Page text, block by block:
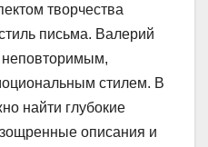
творчества
письма. Валерий
неповторимым,
стилем. В
найти глубокие
описания и